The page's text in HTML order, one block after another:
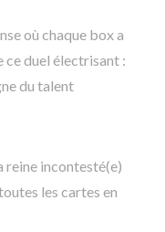
où chaque box a
ce duel électrisant :
du talent
reine incontesté(e)
les cartes en